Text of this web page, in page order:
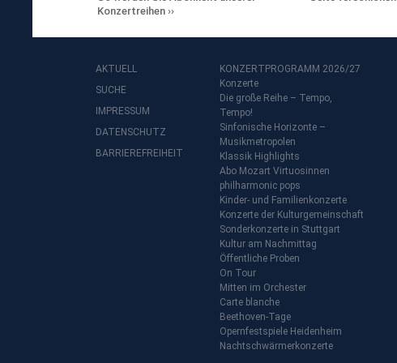
Konzertreihen
AKTUELL
SUCHE
IMPRESSUM
DATENSCHUTZ
BARRIEREFREIHEIT
KONZERTPROGRAMM 2026/27
Konzerte
Die große Reihe – Tempo,
Tempo!
Sinfonische Horizonte –
Musikmetropolen
Klassik Highlights
Abo Mozart Virtuosinnen
philharmonic pops
Kinder- und Familienkonzerte
Konzerte der Kulturgemeinschaft
Sonderkonzerte in Stuttgart
Kultur am Nachmittag
Öffentliche Proben
On Tour
Mitten im Orchester
Carte blanche
Beethoven-Tage
Opernfestspiele Heidenheim
Nachtschwärmerkonzerte